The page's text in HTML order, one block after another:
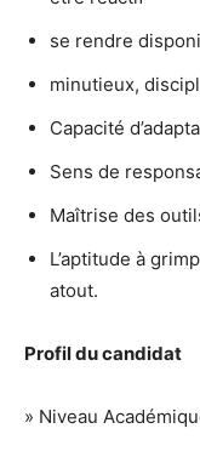
se rendre
minutieux,
Capacité
Sens de
Maîtrise des
L’aptitude à
atout.
Profil du candidat
» Niveau